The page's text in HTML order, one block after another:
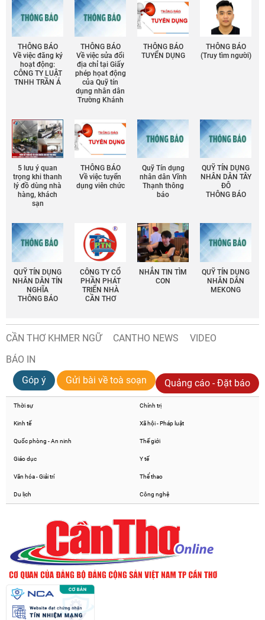
THÔNG BÁO
Về việc đăng ký
hoạt động:
CÔNG TY LUẬT
TNHH TRẦN Á
THÔNG BÁO
Về việc sửa đổi
địa chỉ tại Giấy
phép họat động
của Quỹ tín
dụng nhân dân
Trường Khánh
THÔNG BÁO
TUYỂN DỤNG
THÔNG BÁO
(Truy tìm người)
5 lưu ý quan
trọng khi thanh
lý đồ dùng nhà
hàng, khách
sạn
THÔNG BÁO
Về việc tuyển
dụng viên chức
Quỹ Tín dụng
nhân dân Vĩnh
Thạnh thông
báo
QUỸ TÍN DỤNG
NHÂN DÂN TÂY
ĐÔ
THÔNG BÁO
QUỸ TÍN DỤNG
NHÂN DÂN TÍN
NGHĨA
THÔNG BÁO
CÔNG TY CỔ
PHẦN PHÁT
TRIỂN NHÀ
CẦN THƠ
NHẮN TIN TÌM
CON
QUỸ TÍN DỤNG
NHÂN DÂN
MEKONG
CẦN THƠ KHMER NGỮ CANTHO NEWS
VIDEO
BÁO IN
Góp ý
Gửi bài về toà soạn Quảng cáo - Đặt báo
Thời sự Chính trị
Kinh tế Xã hội - Pháp luật
Quốc phòng - An ninh Thế giới
Giáo dục Y tế
Văn hóa - Giải trí Thể thao
Du lịch Công nghệ